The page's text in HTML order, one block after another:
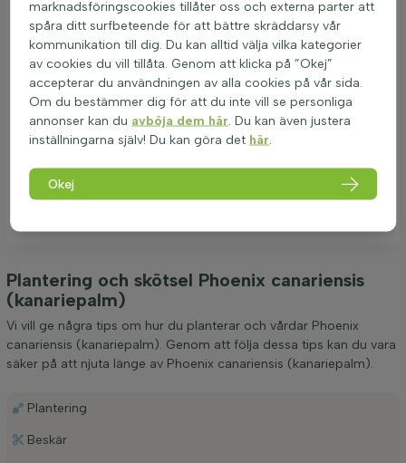
Tips
För att få din kanariepalm att trivas, se till att den
planteras i väldränerad jord och på en plats där den får
tillräckligt med sol eller halvskugga.
Vattna palmen med jämna mellanrum, särskilt under
varma och torra perioder, för att säkerställa att den
Om det är möjligt, skydda kanariepalmen mot de
kallaste temperaturerna genom att placera den på en
Plantering och skötsel Phoenix canariensis
(kanariepalm)
Vi vill ge några tips om hur du planterar och vårdar Phoenix
canariensis (kanariepalm). Genom att följa dessa tips kan du vara
säker på att njuta länge av Phoenix canariensis (kanariepalm).
Plantering
Beskär
marknadsföringscookies tillåter oss och externa parter att
spåra ditt surfbeteende för att bättre skräddarsy vår
kommunikation till dig. Du kan alltid välja vilka kategorier
av cookies du vill tillåta. Genom att klicka på ”Okej”
accepterar du användningen av alla cookies på vår sida.
Om du bestämmer dig för att du inte vill se personliga
annonser kan du avböja dem här . Du kan även justera
inställningarna själv! Du kan göra det här
Okej